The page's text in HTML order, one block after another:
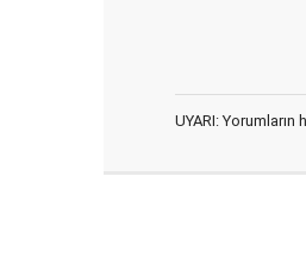
UYARI: